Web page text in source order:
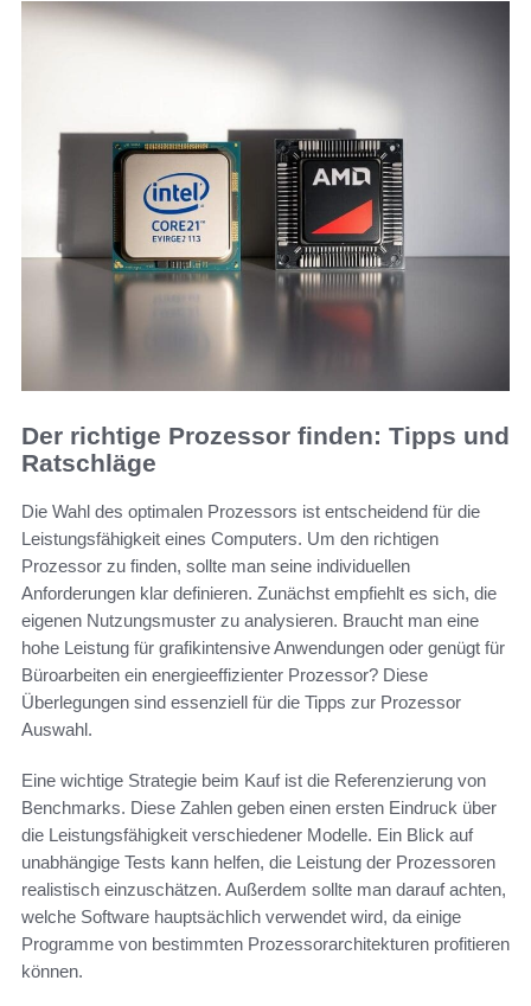
Der richtige Prozessor finden: Tipps und
Ratschläge
Die Wahl des optimalen Prozessors ist entscheidend für die
Leistungsfähigkeit eines Computers. Um den richtigen
Prozessor zu finden, sollte man seine individuellen
Anforderungen klar definieren. Zunächst empfiehlt es sich, die
eigenen Nutzungsmuster zu analysieren. Braucht man eine
hohe Leistung für grafikintensive Anwendungen oder genügt für
Büroarbeiten ein energieeffizienter Prozessor? Diese
Überlegungen sind essenziell für die Tipps zur Prozessor
Auswahl.
Eine wichtige Strategie beim Kauf ist die Referenzierung von
Benchmarks. Diese Zahlen geben einen ersten Eindruck über
die Leistungsfähigkeit verschiedener Modelle. Ein Blick auf
unabhängige Tests kann helfen, die Leistung der Prozessoren
realistisch einzuschätzen. Außerdem sollte man darauf achten,
welche Software hauptsächlich verwendet wird, da einige
Programme von bestimmten Prozessorarchitekturen profitieren
können.